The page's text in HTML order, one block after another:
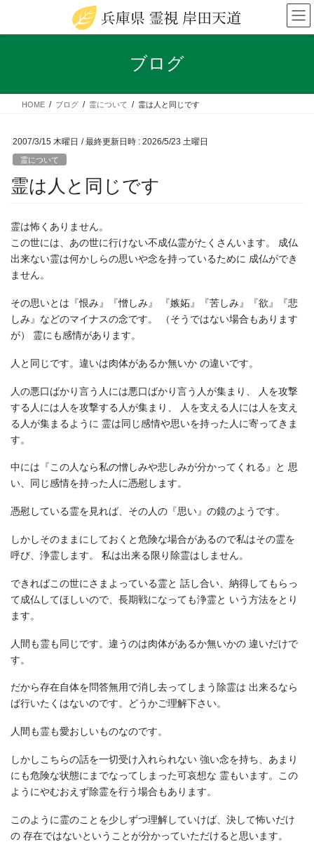
テ
ス
ゲ
ン
ブログ
HOME ブログ 霊について 霊は人と同じです
2007/3/15 木曜日 / 最終更新日時 : 2026/5/23 土曜日
霊について
霊は人と同じです
霊は怖くありません。
この世には、あの世に行けない不成仏霊がたくさんいます。 成仏
出来ない霊は何かしらの思いや念を持っているために 成仏ができ
ません。
その思いとは『恨み』『憎しみ』 『嫉妬』『苦しみ』『欲』『悲
しみ』などのマイナスの念です。 （そうではない場合もあります
が） 霊にも感情があります。
人と同じです。違いは肉体があるか無いか の違いです。
人の悪口ばかり言う人には悪口ばかり言う人が集まり、 人を攻撃
する人には人を攻撃する人が集まり、 人を支える人には人を支え
る人が集まるように 霊は同じ感情や思いを持った人に寄ってきま
す。
中には『この人なら私の憎しみや悲しみが分かってくれる』と 思
い、同じ感情を持った人に憑慰します。
憑慰している霊を見れば、その人の『思い』の鏡のようです。
しかしそのままにしておくと危険な場合があるので私はその霊を
呼び、浄霊します。 私は出来る限り除霊はしません。
できればこの世にさまよっている霊と 話し合い、納得してもらっ
て成仏してほしいので、長期戦になっても浄霊と いう方法をとり
ます。
人間も霊も同じです。違うのは肉体があるか無いかの 違いだけで
す。
だから存在自体を問答無用で消し去ってしまう除霊は 出来るなら
ば行いたくはないのです。どうかご理解下さい。
人間も霊も愛おしいものなのです。
しかしこちらの話を一切受け入れられない 強い念を持ち、あまり
にも危険な状態にまでなってしまった可哀想な 霊もいます。この
ようにやむおえず除霊を行う場合もあります。
このように霊のことを少しずつ理解していけば、決して怖いだけ
の 存在ではないということが分かっていただけると思います。